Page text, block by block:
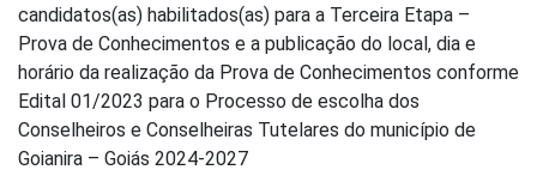
candidatos(as) habilitados(as) para a Terceira Etapa –
Prova de Conhecimentos e a publicação do local, dia e
horário da realização da Prova de Conhecimentos conforme
Edital 01/2023 para o Processo de escolha dos
Conselheiros e Conselheiras Tutelares do município de
Goianira – Goiás 2024-2027